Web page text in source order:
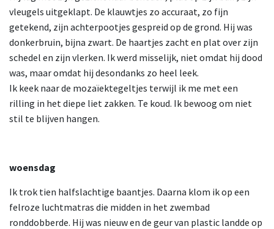
vleugels uitgeklapt. De klauwtjes zo accuraat, zo fijn
getekend, zijn achterpootjes gespreid op de grond. Hij was
donkerbruin, bijna zwart. De haartjes zacht en plat over zijn
schedel en zijn vlerken. Ik werd misselijk, niet omdat hij dood
was, maar omdat hij desondanks zo heel leek.
Ik keek naar de mozaïektegeltjes terwijl ik me met een
rilling in het diepe liet zakken. Te koud. Ik bewoog om niet
stil te blijven hangen.
woensdag
Ik trok tien halfslachtige baantjes. Daarna klom ik op een
felroze luchtmatras die midden in het zwembad
ronddobberde. Hij was nieuw en de geur van plastic landde op